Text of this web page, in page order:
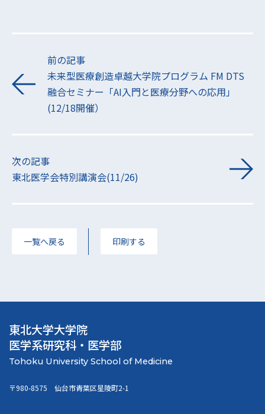
前の記事
未来型医療創造卓越大学院プログラム FM DTS
融合セミナー「AI入門と医療分野への応用」
(12/18開催）
次の記事
東北医学会特別講演会(11/26)
一覧へ戻る 印刷する
東北大学大学院
医学系研究科・医学部
〒980-8575 仙台市青葉区星陵町2-1